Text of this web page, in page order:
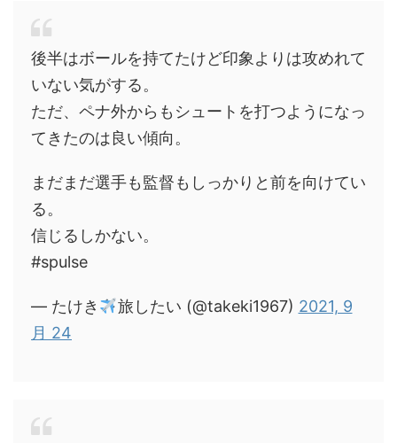
後半はボールを持てたけど印象よりは攻めれて
いない気がする。
ただ、ペナ外からもシュートを打つようになっ
てきたのは良い傾向。
まだまだ選手も監督もしっかりと前を向けてい
る。
信じるしかない。
#spulse
— たけき 旅したい (@takeki1967) 2021, 9
月 24